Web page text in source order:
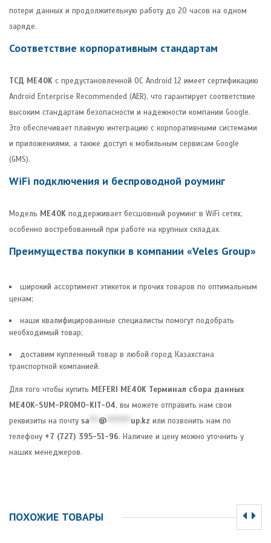
потери данных и продолжительную работу до 20 часов на одном
заряде.
Соответствие корпоративным стандартам
ТСД ME40K с предустановленной ОС Android 12 имеет сертификацию
Android Enterprise Recommended (AER), что гарантирует соответствие
высоким стандартам безопасности и надежности компании Google.
Это обеспечивает плавную интеграцию с корпоративными системами
и приложениями, а также доступ к мобильным сервисам Google
(GMS).
WiFi подключения и беспроводной роуминг
Модель ME40K поддерживает бесшовный роуминг в WiFi сетях,
особенно востребованный при работе на крупных складах.
Преимущества покупки в компании «Veles Group»
широкий ассортимент этикеток и прочих товаров по оптимальным
ценам;
наши квалифицированные специалисты помогут подобрать
необходимый товар;
доставим купленный товар в любой город Казахстана
транспортной компанией.
Для того чтобы купить MEFERI ME40K Терминал сбора данных
ME40K-SUM-PROMO-KIT-04, вы можете отправить нам свои
реквизиты на почту sa @ ******** up.kz или позвонить нам по
телефону +7 (727) 395-51-96. Наличие и цену можно уточнить у
наших менеджеров.
ПОХОЖИЕ ТОВАРЫ